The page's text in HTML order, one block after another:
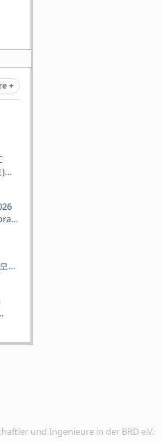
+
)
und Ingenieure in der BRD e.V.